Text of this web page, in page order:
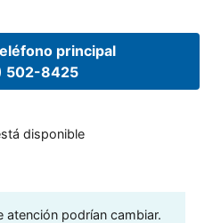
principal
502-8425
disponible
atención podrían cambiar.